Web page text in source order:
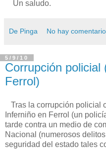
Un saludo.
De Pinga No hay
5/9/10
Corrupción
Ferrol)
Tras la corrupción policial
Inferniño en Ferrol (un
tarde contra un medio de
Nacional (numerosos
seguridad del estado tales